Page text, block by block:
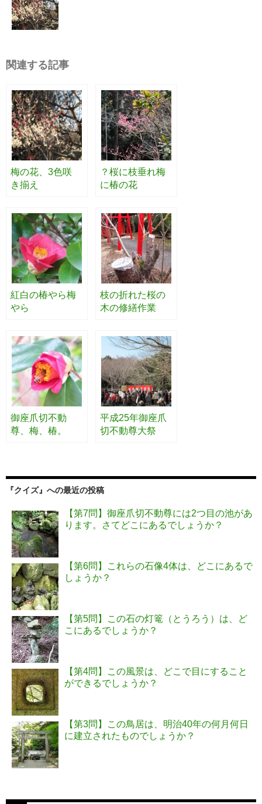
関連する記事
梅の花、3色咲
き揃え
？桜に枝垂れ梅
に椿の花
紅白の椿やら梅
やら
枝の折れた桜の
木の修繕作業
御座爪切不動
尊、梅、椿。
平成25年御座爪
切不動尊大祭
『クイズ』への最近の投稿
【第7問】御座爪切不動尊には2つ目の池があ
ります。さてどこにあるでしょうか？
【第6問】これらの石像4体は、どこにあるで
しょうか？
【第5問】この石の灯篭（とうろう）は、ど
こにあるでしょうか？
【第4問】この風景は、どこで目にすること
ができるでしょうか？
【第3問】この鳥居は、明治40年の何月何日
に建立されたものでしょうか？